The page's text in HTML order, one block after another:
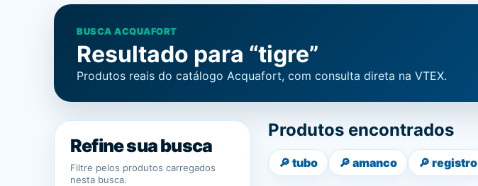
BUSCA ACQUAFORT
Resultado para “tigre”
Produtos reais do catálogo Acquafort, com consulta direta na VTEX.
Refine sua busca
Filtre pelos produtos carregados
nesta busca.
Produtos encontrados
🔎 tubo 🔎 amanco 🔎 registro